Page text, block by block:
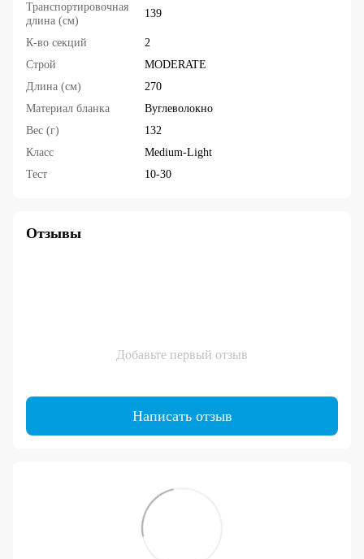
Транспортировочная
длина (см)
139
К-во секций
2
Строй
MODERATE
Длина (см)
270
Материал бланка
Вуглеволокно
Вес (г)
132
Класс
Medium-Light
Тест
10-30
Отзывы
Добавьте первый отзыв
Написать отзыв